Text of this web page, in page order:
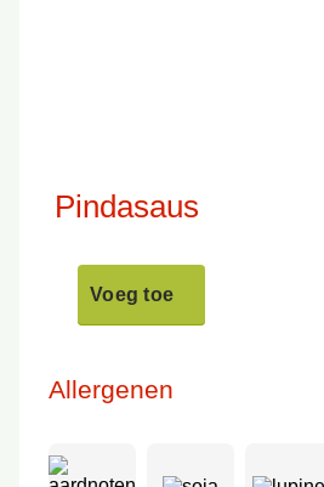
Pindasaus
Voeg toe
Allergenen